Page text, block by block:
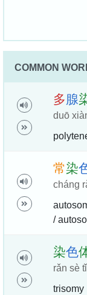
COMMON
多腺
duō
常染
cháng
/
染色
rǎn sè
trisomy